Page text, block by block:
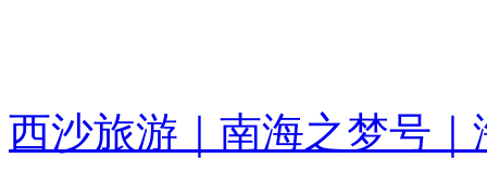
西沙旅游｜南海之梦号